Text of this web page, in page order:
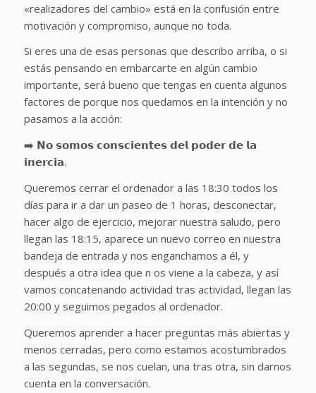
«realizadores del cambio» está en la confusión entre
motivación y compromiso, aunque no toda.
Si eres una de esas personas que describo arriba, o si
estás pensando en embarcarte en algún cambio
importante, será bueno que tengas en cuenta algunos
factores de porque nos quedamos en la intención y no
pasamos a la acción:
➡️ 𝗡𝗼 𝘀𝗼𝗺𝗼𝘀 𝗰𝗼𝗻𝘀𝗰𝗶𝗲𝗻𝘁𝗲𝘀 𝗱𝗲𝗹 𝗽𝗼𝗱𝗲𝗿 𝗱𝗲 𝗹𝗮
𝗶𝗻𝗲𝗿𝗰𝗶𝗮.
Queremos cerrar el ordenador a las 18:30 todos los
días para ir a dar un paseo de 1 horas, desconectar,
hacer algo de ejercicio, mejorar nuestra saludo, pero
llegan las 18:15, aparece un nuevo correo en nuestra
bandeja de entrada y nos enganchamos a él, y
después a otra idea que n os viene a la cabeza, y así
vamos concatenando actividad tras actividad, llegan las
20:00 y seguimos pegados al ordenador.
Queremos aprender a hacer preguntas más abiertas y
menos cerradas, pero como estamos acostumbrados
a las segundas, se nos cuelan, una tras otra, sin darnos
cuenta en la conversación.